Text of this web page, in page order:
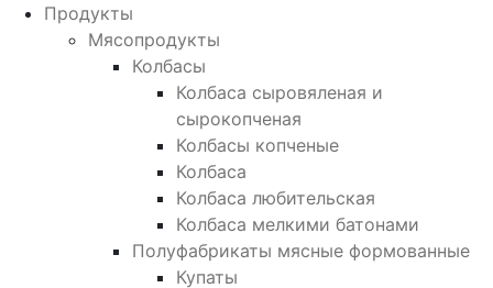
Продукты
Мясопродукты
Колбасы
Колбаса сыровяленая и
сырокопченая
Колбасы копченые
Колбаса
Колбаса любительская
Колбаса мелкими батонами
Полуфабрикаты мясные формованные
Купаты